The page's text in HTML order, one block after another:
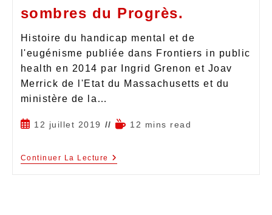
sombres du Progrès.
Histoire du handicap mental et de
l'eugénisme publiée dans Frontiers in public
health en 2014 par Ingrid Grenon et Joav
Merrick de l'Etat du Massachusetts et du
ministère de la…
12 juillet 2019 12 mins read
Continuer La Lecture